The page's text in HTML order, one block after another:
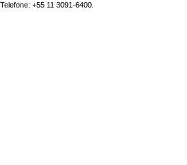
Telefone: +55 11 3091-6400.